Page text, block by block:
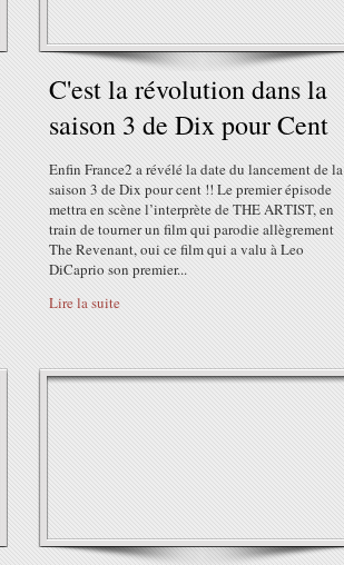
C'est la révolution dans la
saison 3 de Dix pour Cent
Enfin France2 a révélé la date du lancement de la
saison 3 de Dix pour cent !! Le premier épisode
mettra en scène l’interprète de THE ARTIST, en
train de tourner un film qui parodie allègrement
The Revenant, oui ce film qui a valu à Leo
DiCaprio son premier...
Lire la suite